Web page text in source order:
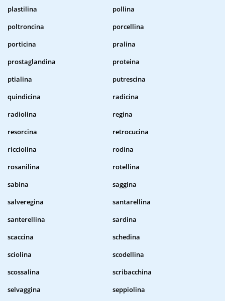
plastilina
pollina
poltroncina
porcellina
porticina
pralina
prostaglandina
proteina
ptialina
putrescina
quindicina
radicina
radiolina
regina
resorcina
retrocucina
ricciolina
rodina
rosanilina
rotellina
sabina
saggina
salveregina
santarellina
santerellina
sardina
scaccina
schedina
sciolina
scodellina
scossalina
scribacchina
selvaggina
seppiolina